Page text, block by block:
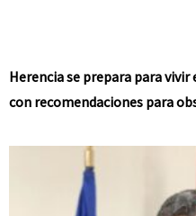
Herencia se prepara para
con recomendaciones para